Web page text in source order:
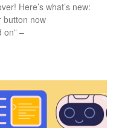
Here’s what’s new:
button now
on” –